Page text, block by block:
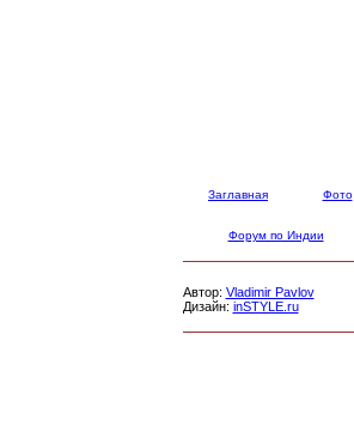
Заглавная Фото
Форум по Индии
Автор: Vladimir Pavlov
Дизайн: inSTYLE.ru